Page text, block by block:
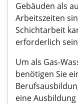
Gebäuden als
Arbeitszeiten
Schichtarbeit
erforderlich
Um als Gas-
benötigen Sie
eine